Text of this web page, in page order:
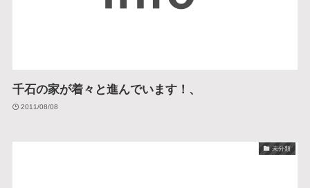
千石の家が着々と進んでいます！、
2011/08/08
未分類